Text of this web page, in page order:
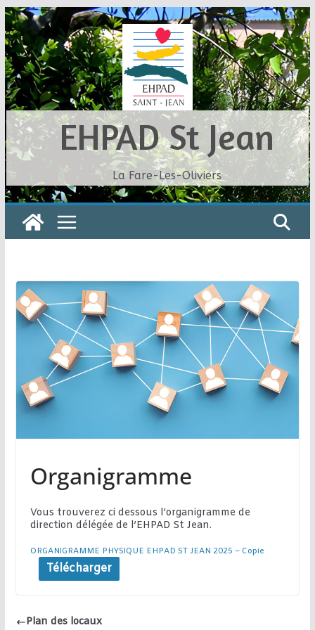
Skip
to
content
EHPAD St Jean
La Fare-Les-Oliviers
Organigramme
Vous trouverez ci dessous l’organigramme de
direction délégée de l’EHPAD St Jean.
ORGANIGRAMME PHYSIQUE EHPAD ST JEAN 2025 – Copie
Télécharger
Plan des locaux